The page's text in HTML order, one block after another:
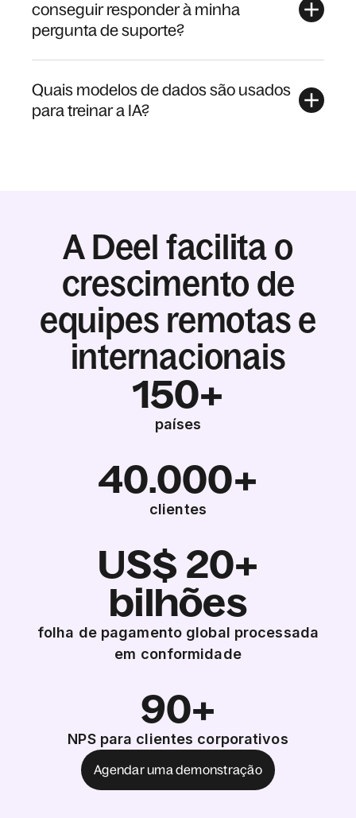
conseguir responder à minha
pergunta de suporte?
Quais modelos de dados são usados
para treinar a IA?
A Deel facilita o
crescimento de
equipes remotas e
internacionais
150+
países
40.000+
clientes
US$ 20+
bilhões
folha de pagamento global processada
em conformidade
90+
NPS para clientes corporativos
Agendar uma demonstração